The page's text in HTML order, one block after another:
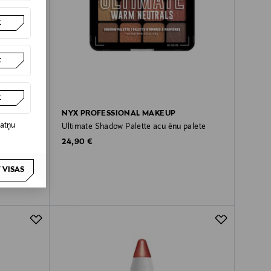
VISAS
NYX PROFESSIONAL MAKEUP
Ultimate Shadow Palette acu ēnu palete
Original Price
24,90 €